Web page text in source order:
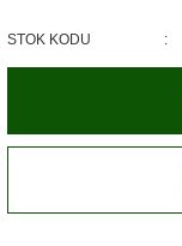
STOK KODU